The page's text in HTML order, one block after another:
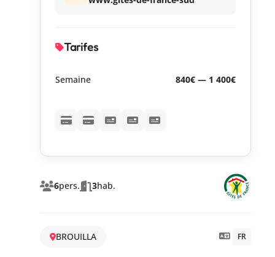
6pers. 3hab.
BROUILLA FR
Tarifes
Semaine 840€ — 1 400€